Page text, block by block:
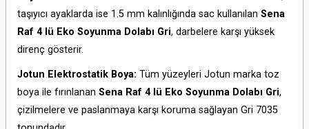
taşıyıcı ayaklarda ise 1.5 mm kalınlığında sac kullanılan Sena
Raf 4 lü Eko Soyunma Dolabı Gri, darbelere karşı yüksek
direnç gösterir.
Jotun Elektrostatik Boya: Tüm yüzeyleri Jotun marka toz
boya ile fırınlanan Sena Raf 4 lü Eko Soyunma Dolabı Gri,
çizilmelere ve paslanmaya karşı koruma sağlayan Gri 7035